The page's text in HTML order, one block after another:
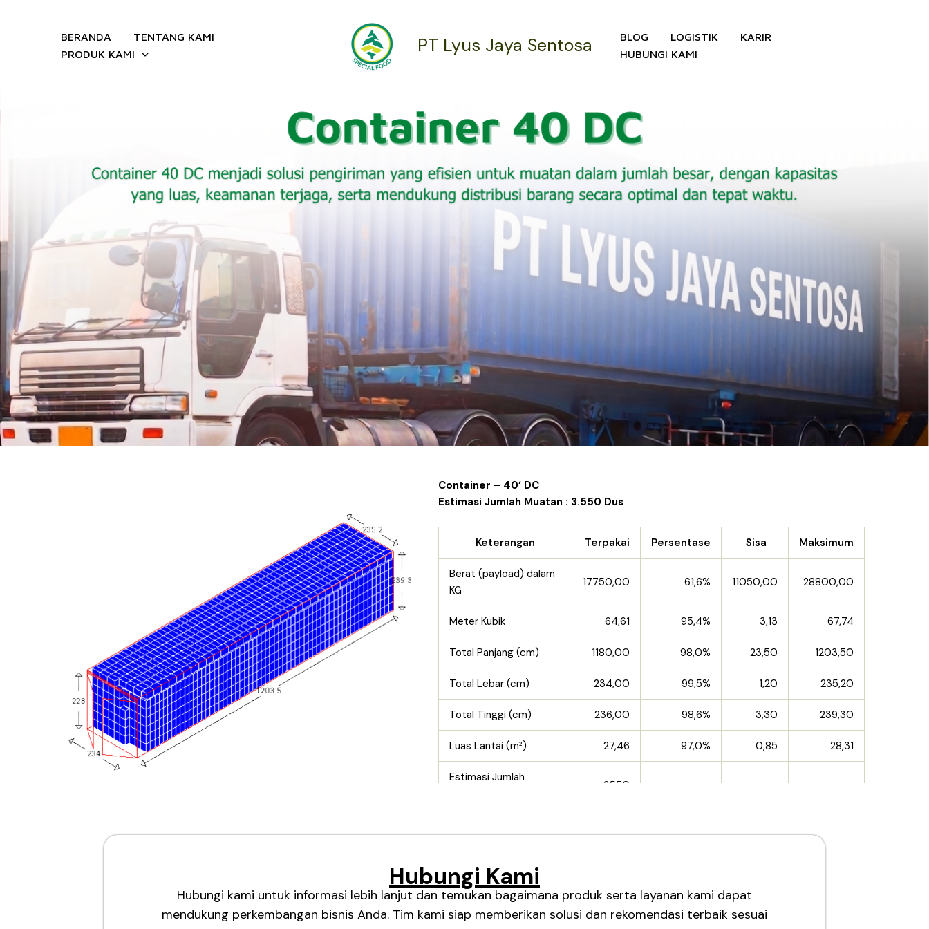
BERANDA
TENTANG KAMI
PRODUK KAMI
PT Lyus Jaya Sentosa BLOG LOGISTIK
KARIR
HUBUNGI KAMI
Container – 40‘ DC
Estimasi Jumlah Muatan : 3.550 Dus
Keterangan Terpakai Persentase Sisa Maksimum
Berat (payload) dalam
KG
17750,00 61,6% 11050,00 28800,00
Meter Kubik 64,61 95,4% 3,13 67,74
Total Panjang (cm) 1180,00 98,0% 23,50 1203,50
Total Lebar (cm) 234,00 99,5% 1,20 235,20
Total Tinggi (cm) 236,00 98,6% 3,30 239,30
Luas Lantai (m²) 27,46 97,0% 0,85 28,31
Estimasi Jumlah
3550
Hubungi Kami
Hubungi kami untuk informasi lebih lanjut dan temukan bagaimana produk serta layanan kami dapat
mendukung perkembangan bisnis Anda. Tim kami siap memberikan solusi dan rekomendasi terbaik sesuai